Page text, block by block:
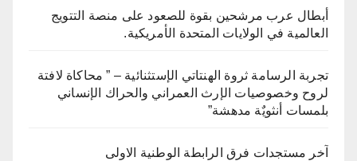
أبطال عرب مرشحين بقوة للصعود على منصة التتويج
العالمية في الولايات المتحدة الأمريكية.
تجربة الرسامة ثروة الهنتاتي الإستثنائية – ” محاكاة لافتة
لروح وخصوصيات الإرث العمراني والحراك الإنساني
بلمسات أنثويٌة مدهشة”
آخر مستجدات فرق الرابطة الوطنية الاولى